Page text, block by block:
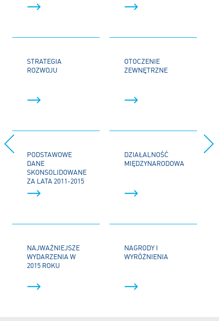
STRATEGIA
ROZWOJU
OTOCZENIE
ZEWNĘTRZNE
PODSTAWOWE
DANE
SKONSOLIDOWANE
ZA LATA 2011-2015
DZIAŁALNOŚĆ
MIĘDZYNARODOWA
NAJWAŻNIEJSZE
WYDARZENIA W
2015 ROKU
NAGRODY I
WYRÓŻNIENIA